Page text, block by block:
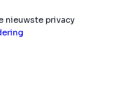
nieuwste privacy